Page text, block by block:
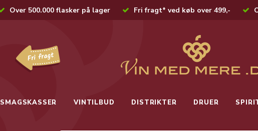
Over 500.000 flasker på lager Fri fragt* ved køb over 499,-
SMAGSKASSER VINTILBUD DISTRIKTER DRUER